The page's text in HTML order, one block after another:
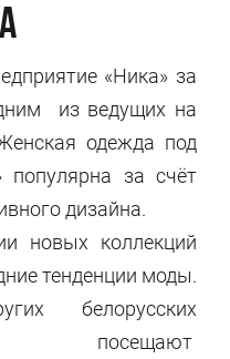
«Ника» за
из ведущих на
одежда под
популярна за счёт
дизайна.
новых коллекций
тенденции моды.
белорусских
посещают